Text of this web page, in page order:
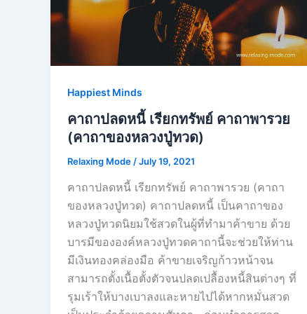
Happiest Minds
คาถาปลดหนี้ เรียกทรัพย์ คาถาพารวย
(คาถาของหลวงปู่ทวด)
Relaxing Mode /July 19, 2021
คาถาปลดหนี้ เรียกทรัพย์ คาถาพารวย (คาถา
ของหลวงปู่ทวด) คาถาปลดหนี้ เป็นคาถาของ
หลวงปู่ทวดนิยมใช้สวดในผู้ที่ทำมาค้าขาย ด้วย
บารมีขององค์หลวงปู่ทวดคาถานี้จะช่วยให้ท่าน
มีเงินทองคล่องมือ ค้าขายเจริญก้าวหน้าจน
สามารถตั้งเนื้อตั้งตัวจนปลดเปลื้องหนี้สินต่างๆ ที่
รุมเร้าให้บางเบาลงและหายไปได้หากหมั่นสวด